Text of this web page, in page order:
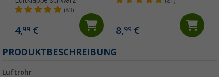
(83)
4,99 € 8,99€
PRODUKTBESCHREIBUNG
Luftrohr